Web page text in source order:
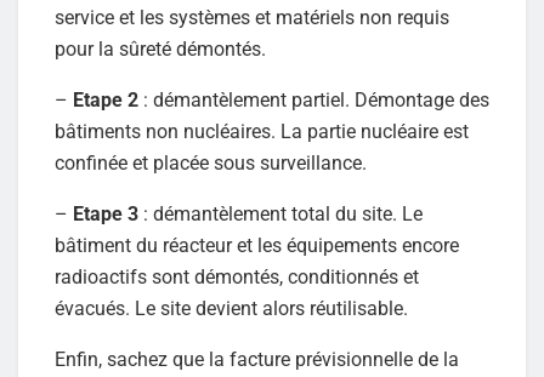
service et les systèmes et matériels non requis
pour la sûreté démontés.
– Etape 2 : démantèlement partiel. Démontage des
bâtiments non nucléaires. La partie nucléaire est
confinée et placée sous surveillance.
– Etape 3 : démantèlement total du site. Le
bâtiment du réacteur et les équipements encore
radioactifs sont démontés, conditionnés et
évacués. Le site devient alors réutilisable.
Enfin, sachez que la facture prévisionnelle de la